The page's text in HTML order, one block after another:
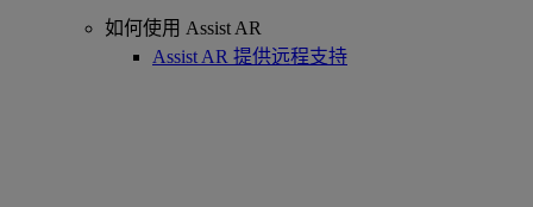
如何使用 Assist AR
Assist AR 提供远程支持